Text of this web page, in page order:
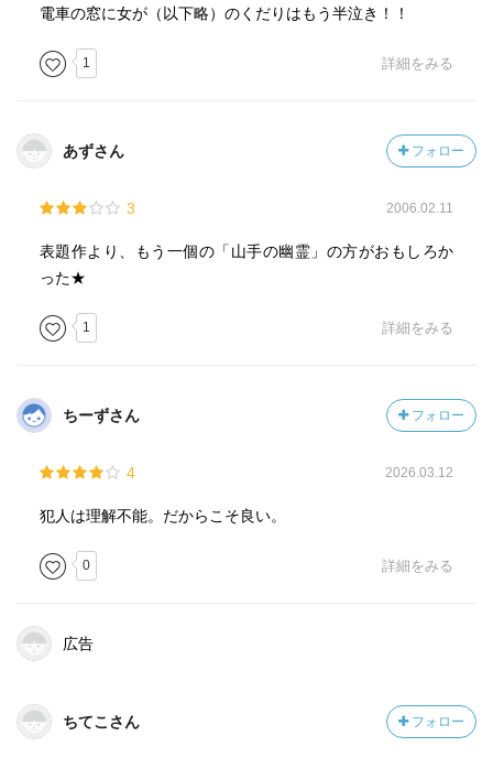
電車の窓に女が（以下略）のくだりはもう半泣き！！
1 詳細をみる
あずさん フォロー
3 2006.02.11
表題作より、もう一個の「山手の幽霊」の方がおもしろか
った★
1 詳細をみる
ちーずさん フォロー
4 2026.03.12
犯人は理解不能。だからこそ良い。
0 詳細をみる
広告
ちてこさん フォロー